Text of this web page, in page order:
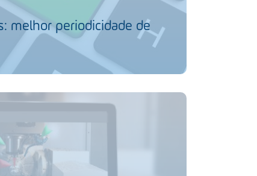
melhor periodicidade de